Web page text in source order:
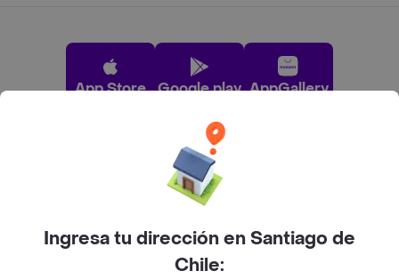
App Store Google play AppGallery
Pide tu comida favorita cerca de ti
Categorías
Ingresa tu dirección en Santiago de
Chile: